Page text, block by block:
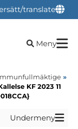
translate
Öppna
Meny
»
KF 2023 11
Undermeny